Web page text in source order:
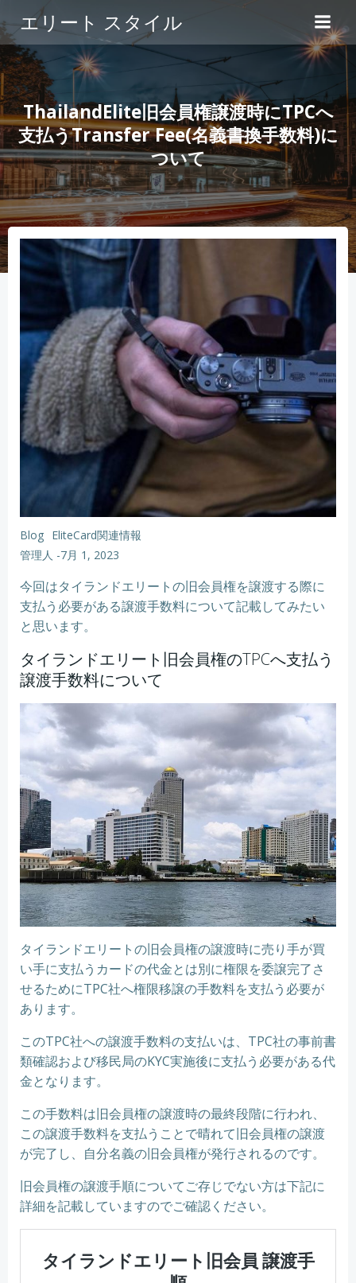
ン
テ
ン
へ
ス
キ
ッ
プ
エリート スタイル
ThailandElite旧会員権譲渡時にTPCへ
支払うTransfer Fee(名義書換手数料)に
ついて
Blog EliteCard関連情報
管理人 -7月 1, 2023
今回はタイランドエリートの旧会員権を譲渡する際に
支払う必要がある譲渡手数料について記載してみたい
と思います。
タイランドエリート旧会員権のTPCへ支払う
譲渡手数料について
タイランドエリートの旧会員権の譲渡時に売り手が買
い手に支払うカードの代金とは別に権限を委譲完了さ
せるためにTPC社へ権限移譲の手数料を支払う必要が
あります。
このTPC社への譲渡手数料の支払いは、TPC社の事前書
類確認および移民局のKYC実施後に支払う必要がある代
金となります。
この手数料は旧会員権の譲渡時の最終段階に行われ、
この譲渡手数料を支払うことで晴れて旧会員権の譲渡
が完了し、自分名義の旧会員権が発行されるのです。
旧会員権の譲渡手順についてご存じでない方は下記に
詳細を記載していますのでご確認ください。